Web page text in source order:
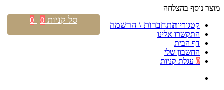
מוצר נוסף בהצלחה
קטגוריות
התקשרו אלינו
דף הבית
החשבון שלי
0 עגלת קניות
התחברות \ הרשמה סל קניות 0
0